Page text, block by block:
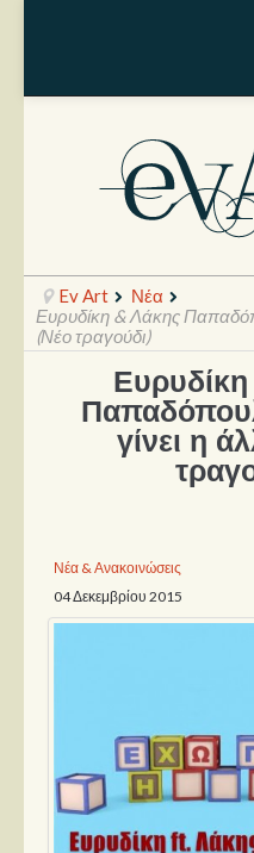
Ραπόρτο
Live & Συναυλίες
Παρουσιάσεις
Βιβλία
Video News
Καλλιτέχνες
Ev Art
Νέα
Ευρυδίκη & Λάκης
(Νέο τραγούδι)
γίνει η
Νέα & Ανακοινώσεις
04 Δεκεμβρίου 2015